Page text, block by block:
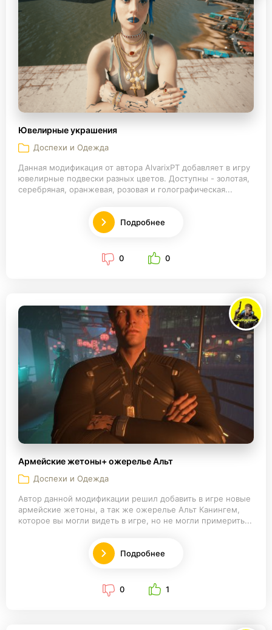
Ювелирные украшения
Доспехи и Одежда
Данная модификация от автора AlvarixPT добавляет в игру
ювелирные подвески разных цветов. Доступны - золотая,
серебряная, оранжевая, розовая и голографическая...
Подробнее
0 0
Армейские жетоны+ ожерелье Альт
Доспехи и Одежда
Автор данной модификации решил добавить в игре новые
армейские жетоны, а так же ожерелье Альт Канингем,
которое вы могли видеть в игре, но не могли примерить...
Подробнее
0 1